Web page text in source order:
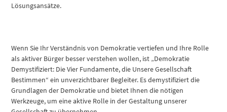
Lösungsansätze.
Wenn Sie Ihr Verständnis von Demokratie vertiefen und Ihre Rolle
als aktiver Bürger besser verstehen wollen, ist „Demokratie
Demystifiziert: Die Vier Fundamente, die Unsere Gesellschaft
Bestimmen“ ein unverzichtbarer Begleiter. Es demystifiziert die
Grundlagen der Demokratie und bietet Ihnen die nötigen
Werkzeuge, um eine aktive Rolle in der Gestaltung unserer